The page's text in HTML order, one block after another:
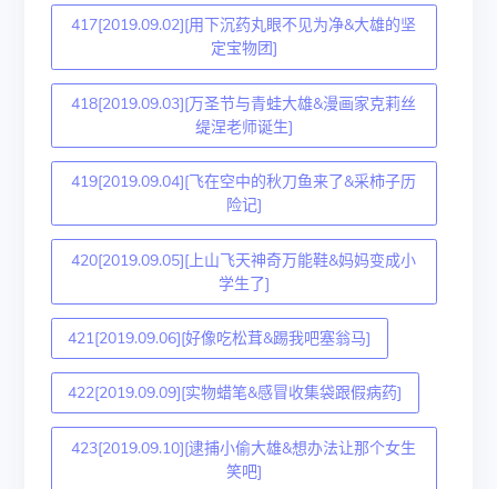
417[2019.09.02][用下沉药丸眼不见为净&大雄的坚
定宝物团]
418[2019.09.03][万圣节与青蛙大雄&漫画家克莉丝
缇涅老师诞生]
419[2019.09.04][飞在空中的秋刀鱼来了&采柿子历
险记]
420[2019.09.05][上山飞天神奇万能鞋&妈妈变成小
学生了]
421[2019.09.06][好像吃松茸&踢我吧塞翁马]
422[2019.09.09][实物蜡笔&感冒收集袋跟假病药]
423[2019.09.10][逮捕小偷大雄&想办法让那个女生
笑吧]